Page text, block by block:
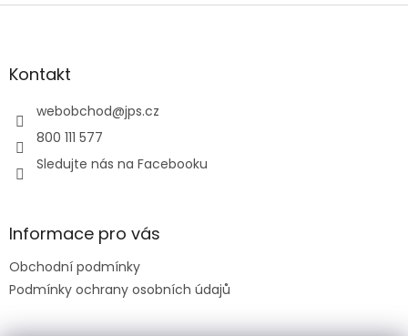
Z
aKontakt
webobchod@jps.cz
800 111 577
Sledujte nás na Facebooku
Informace pro vás
Obchodní podmínky
Podmínky ochrany osobních údajů